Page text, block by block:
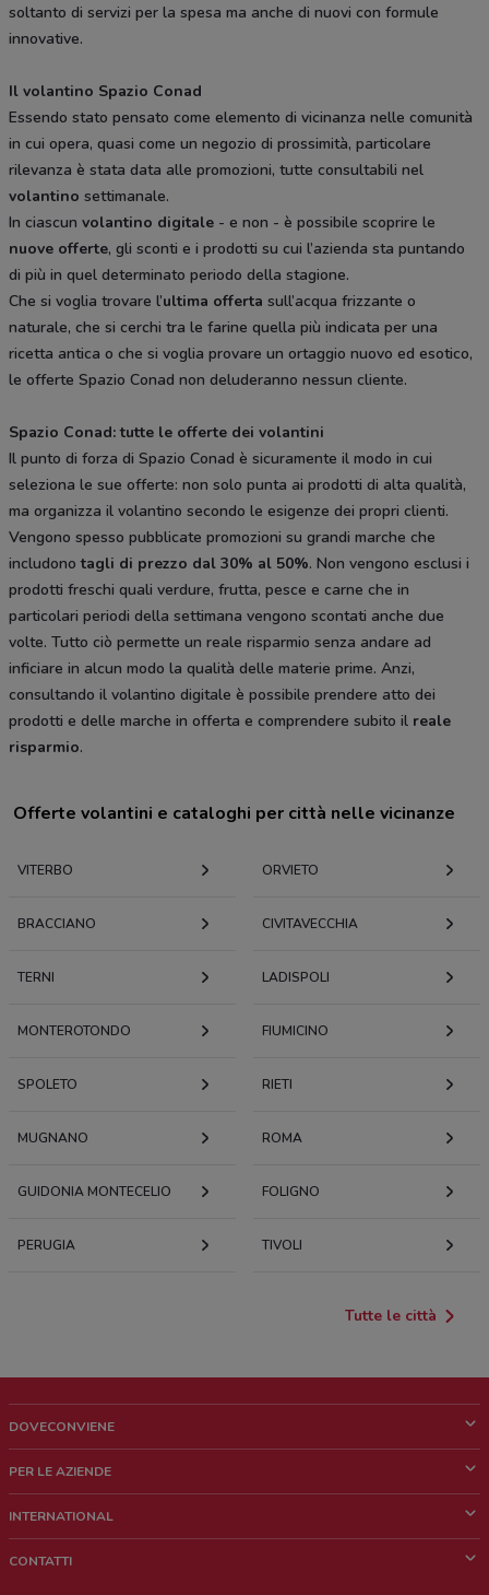
soltanto di servizi per la spesa ma anche di nuovi con formule
innovative.
Il volantino Spazio Conad
Essendo stato pensato come elemento di vicinanza nelle comunità
in cui opera, quasi come un negozio di prossimità, particolare
rilevanza è stata data alle promozioni, tutte consultabili nel
volantino settimanale.
In ciascun volantino digitale - e non - è possibile scoprire le
nuove offerte, gli sconti e i prodotti su cui l’azienda sta puntando
di più in quel determinato periodo della stagione.
Che si voglia trovare l’ultima offerta sull’acqua frizzante o
naturale, che si cerchi tra le farine quella più indicata per una
ricetta antica o che si voglia provare un ortaggio nuovo ed esotico,
le offerte Spazio Conad non deluderanno nessun cliente.
Spazio Conad: tutte le offerte dei volantini
Il punto di forza di Spazio Conad è sicuramente il modo in cui
seleziona le sue offerte: non solo punta ai prodotti di alta qualità,
ma organizza il volantino secondo le esigenze dei propri clienti.
Vengono spesso pubblicate promozioni su grandi marche che
includonotagli di prezzo dal 30% al 50%. Non vengono esclusi i
prodotti freschi quali verdure, frutta, pesce e carne che in
particolari periodi della settimana vengono scontati anche due
volte. Tutto ciò permette un reale risparmio senza andare ad
inficiare in alcun modo la qualità delle materie prime. Anzi,
consultando il volantino digitale è possibile prendere atto dei
prodotti e delle marche in offerta e comprendere subito il reale
risparmio.
Offerte volantini e cataloghi per città nelle vicinanze
VITERBO ORVIETO
BRACCIANO CIVITAVECCHIA
TERNI LADISPOLI
MONTEROTONDO FIUMICINO
SPOLETO RIETI
MUGNANO ROMA
GUIDONIA MONTECELIO FOLIGNO
PERUGIA TIVOLI
Tutte le città
DOVECONVIENE
Chi siamo
Lavora con noi
PER LE AZIENDE
Richieste commerciali e marketing
INTERNATIONAL
CONTATTI